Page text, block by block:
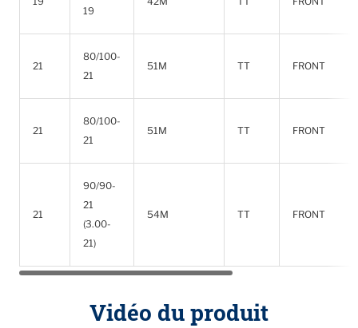
19
21
80/100-
21
51M TT FRONT
21
80/100-
21
51M TT FRONT
21
90/90-
21
(3.00-
21)
54M TT FRONT
Vidéo du produit